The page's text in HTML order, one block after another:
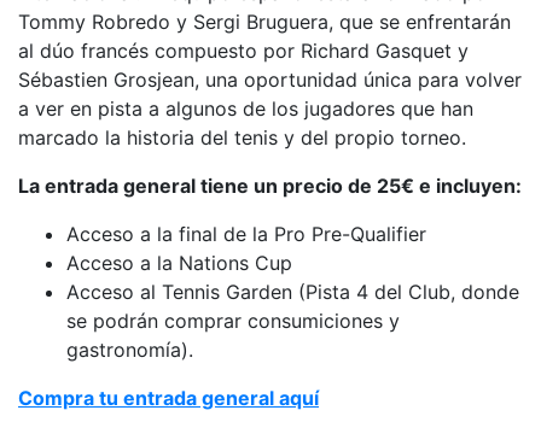
Servicios
Instalaciones
Preguntas
Frecuentes
(FAQs)
nosotros
Área deportiva
Tenis
Escuela de
tenis
Next Gen
Tommy Robredo y Sergi Bruguera, que se enfrentarán
al dúo francés compuesto por Richard Gasquet y
Sébastien Grosjean, una oportunidad única para volver
a ver en pista a algunos de los jugadores que han
marcado la historia del tenis y del propio torneo.
La entrada general tiene un precio de 25€ e incluyen:
Acceso a la final de la Pro Pre-Qualifier
Acceso a la Nations Cup
Acceso al Tennis Garden (Pista 4 del Club, donde
se podrán comprar consumiciones y
gastronomía).
Compra tu entrada general aquí